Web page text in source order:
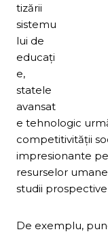
tizării
sistemu
lui de
educaţi
e,
statele
avansat
e tehnologic
competitivităţii
impresionante
resurselor
studii
De exemplu,